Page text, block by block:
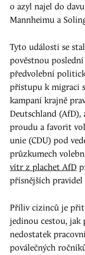
o azyl najel do
Mannheimu a
Tyto události se
pověstnou
předvolební
přístupu k migraci
kampaní krajně
Deutschland (AfD),
proudu a favorit
unie (CDU) pod
průzkumech
vítr z plachet AfD
přísnějších
Příliv cizinců je
jedinou cestou, jak
nedostatek
poválečných